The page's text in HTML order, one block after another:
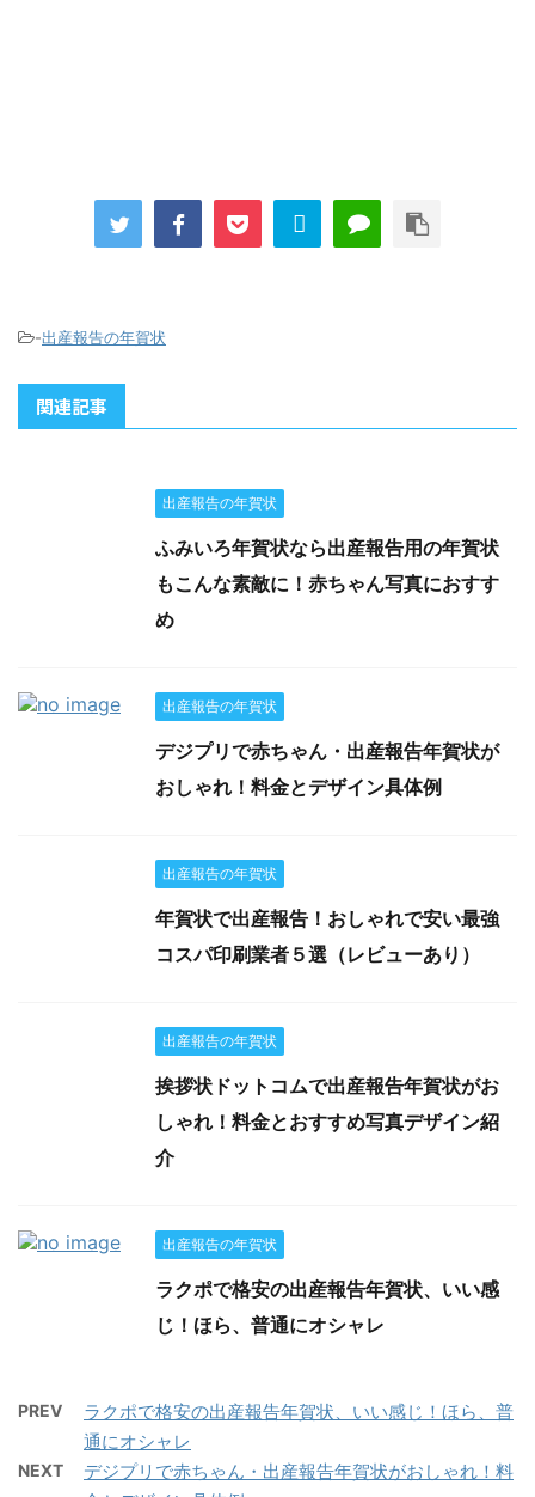
-出産報告の年賀状
関連記事
出産報告の年賀状
ふみいろ年賀状なら出産報告用の年賀状
もこんな素敵に！赤ちゃん写真におすす
め
出産報告の年賀状
デジプリで赤ちゃん・出産報告年賀状が
おしゃれ！料金とデザイン具体例
出産報告の年賀状
年賀状で出産報告！おしゃれで安い最強
コスパ印刷業者５選（レビューあり）
出産報告の年賀状
挨拶状ドットコムで出産報告年賀状がお
しゃれ！料金とおすすめ写真デザイン紹
介
出産報告の年賀状
ラクポで格安の出産報告年賀状、いい感
じ！ほら、普通にオシャレ
PREV
ラクポで格安の出産報告年賀状、いい感じ！ほら、普
通にオシャレ
NEXT
デジプリで赤ちゃん・出産報告年賀状がおしゃれ！料